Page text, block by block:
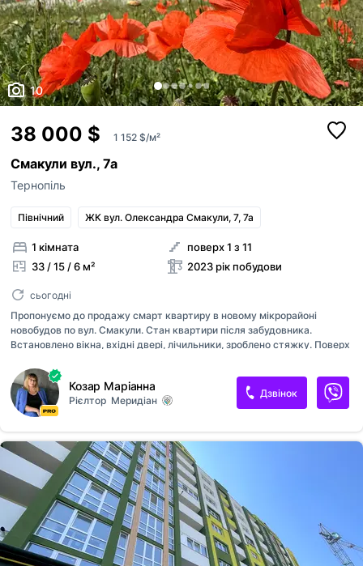
10
38 000 $ 1 152 $/м²
Смакули вул., 7а
Тернопіль
Північний ЖК вул. Олександра Смакули, 7, 7а
1 кімната
33 / 15 / 6 м²
поверх 1 з 11
2023 рік побудови
сьогодні
Пропонуємо до продажу смарт квартиру в новому мікрорайоні
новобудов по вул. Смакули. Стан квартири після забудовника.
Встановлено вікна, вхідні двері, лічильники, зроблено стяжку. Поверх
зданий, перепис по договору дольової участі. Чудова інвестиція, не
упусти свій шанс.Козар Маріанна
Рієлтор Меридіан
Дзвінок